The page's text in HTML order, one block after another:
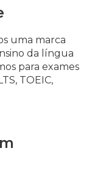
uma marca
da língua
para exames
TOEIC,